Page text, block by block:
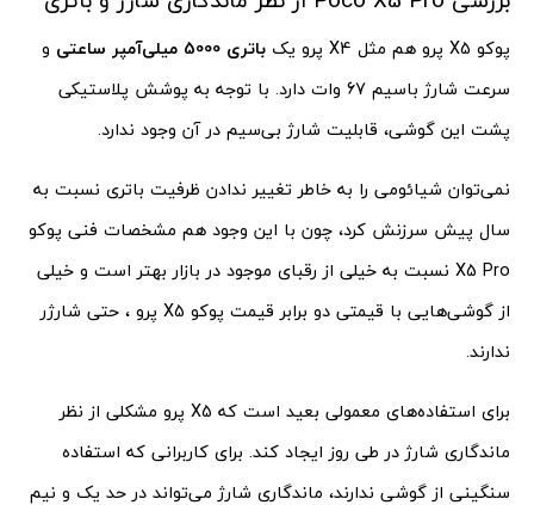
پوکو X5 پرو هم مثل X4 پرو یک باتری 5000 میلی‌آمپر ساعتی
و
سرعت شارژ باسیم 67 وات دارد. با توجه به پوشش پلاستیکی
پشت این گوشی، قابلیت شارژ بی‌سیم در آن وجود ندارد.
نمی‌توان شیائومی را به خاطر تغییر ندادن ظرفیت باتری نسبت به
سال پیش سرزنش کرد، چون با این وجود هم مشخصات فنی پوکو
X5 Pro نسبت به خیلی از رقبای موجود در بازار بهتر است و خیلی
از گوشی‌هایی با قیمتی دو برابر قیمت پوکو X5 پرو ، حتی شارژر
ندارند.
برای استفاده‌های معمولی بعید است که X5 پرو مشکلی از نظر
ماندگاری شارژ در طی روز ایجاد کند. برای کاربرانی که استفاده
سنگینی از گوشی ندارند، ماندگاری شارژ می‌تواند در حد یک و نیم